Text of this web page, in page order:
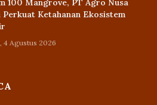
100 Mangrove, PT Agro Nusa
Perkuat Ketahanan Ekosistem
4 Agustus 2026